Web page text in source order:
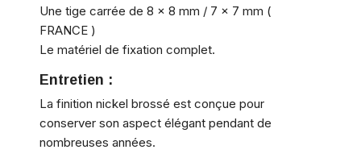
Une tige carrée de 8 x 8 mm / 7 x 7 mm (
FRANCE )
Le matériel de fixation complet.
Entretien :
La finition nickel brossé est conçue pour
conserver son aspect élégant pendant de
nombreuses années.